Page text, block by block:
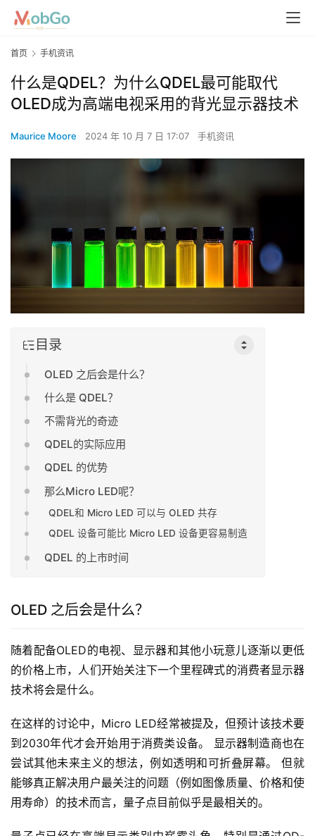
首页 手机资讯
什么是QDEL？为什么QDEL最可能取代
OLED成为高端电视采用的背光显示器技术
Maurice Moore 2024 年 10 月 7 日 17:07 手机资讯
目录
OLED 之后会是什么？
什么是 QDEL？
不需背光的奇迹
QDEL的实际应用
QDEL 的优势
那么Micro LED呢？
QDEL和 Micro LED 可以与 OLED 共存
QDEL 设备可能比 Micro LED 设备更容易制造
QDEL 的上市时间
OLED 之后会是什么？
随着配备OLED的电视、显示器和其他小玩意儿逐渐以更低
的价格上市，人们开始关注下一个里程碑式的消费者显示器
技术将会是什么。
在这样的讨论中，Micro LED经常被提及，但预计该技术要
到2030年代才会开始用于消费类设备。 显示器制造商也在
尝试其他未来主义的想法，例如透明和可折叠屏幕。 但就
能够真正解决用户最关注的问题（例如图像质量、价格和使
用寿命）的技术而言，量子点目前似乎是最相关的。